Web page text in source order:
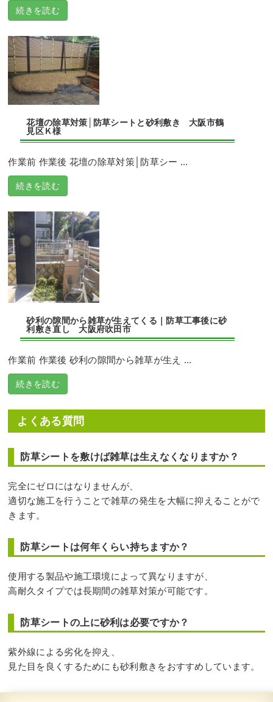
続きを読む
花壇の除草対策│防草シートと砂利敷き 大阪市鶴
見区Ｋ様
作業前 作業後 花壇の除草対策│防草シー ...
続きを読む
砂利の隙間から雑草が生えてくる｜防草工事後に砂
利敷き直し 大阪府吹田市
作業前 作業後 砂利の隙間から雑草が生え ...
続きを読む
よくある質問
防草シートを敷けば雑草は生えなくなりますか？
完全にゼロにはなりませんが、
適切な施工を行うことで雑草の発生を大幅に抑えることがで
きます。
防草シートは何年くらい持ちますか？
使用する製品や施工環境によって異なりますが、
高耐久タイプでは長期間の雑草対策が可能です。
防草シートの上に砂利は必要ですか？
紫外線による劣化を抑え、
見た目を良くするためにも砂利敷きをおすすめしています。